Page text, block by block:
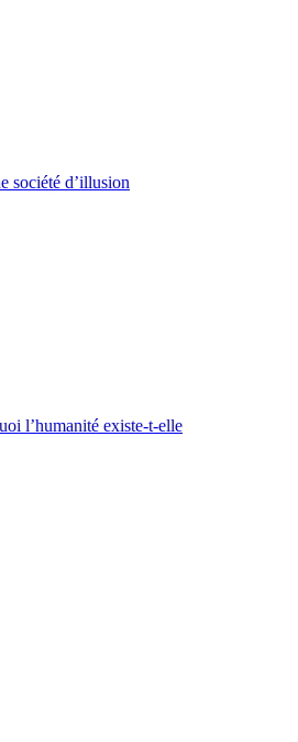
société d’illusion
l’humanité existe-t-elle